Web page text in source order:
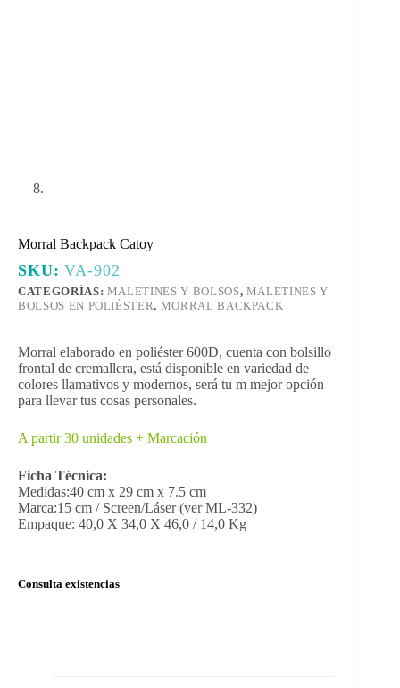
Morral Backpack Catoy
SKU:VA-902
CATEGORÍAS: MALETINES Y BOLSOS, MALETINES Y
BOLSOS EN POLIÉSTER, MORRAL BACKPACK
Morral elaborado en poliéster 600D, cuenta con bolsillo
frontal de cremallera, está disponible en variedad de
colores llamativos y modernos, será tu m mejor opción
para llevar tus cosas personales.
A partir 30 unidades + Marcación
Ficha Técnica:
Medidas:40 cm x 29 cm x 7.5 cm
Marca:15 cm / Screen/Láser (ver ML-332)
Empaque: 40,0 X 34,0 X 46,0 / 14,0 Kg
Consulta existencias